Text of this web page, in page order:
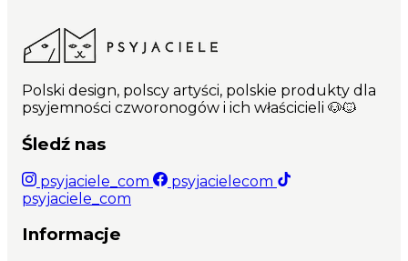
Polski design, polscy artyści, polskie produkty dla
psyjemności czworonogów i ich właścicieli 🐶🐱
Śledź nas
psyjaciele_com
psyjacielecom
psyjaciele_com
Informacje